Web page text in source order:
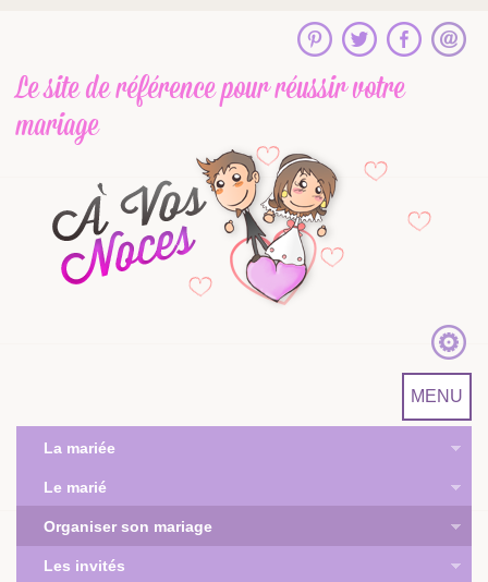
Le site de référencepour réussir votre
mariage
MENU
La mariée
Le marié
Organiser son mariage
Les invités